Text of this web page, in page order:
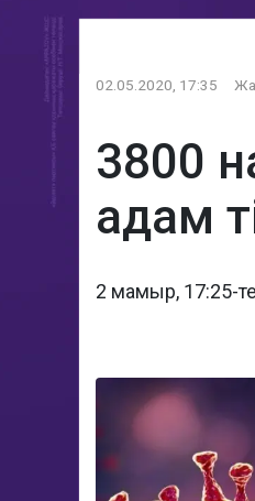
02.05.2020, 17:35
3800
адам
2 мамыр, 17:25-